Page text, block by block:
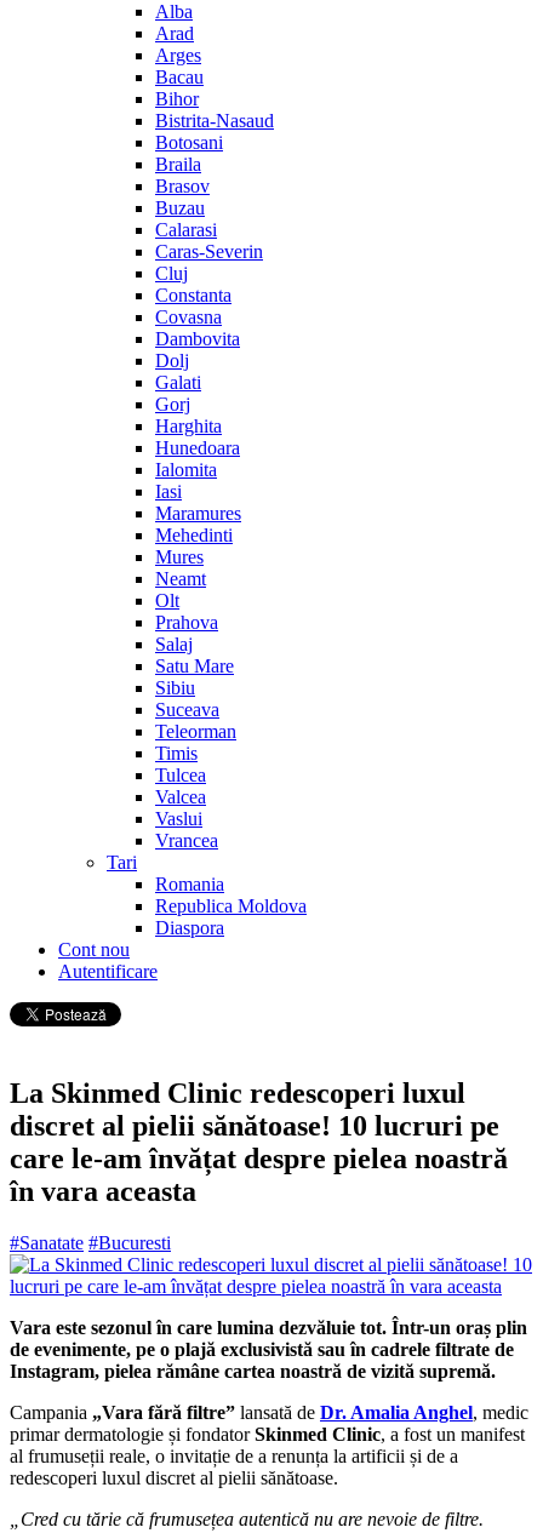
Alba
Arad
Arges
Bacau
Bihor
Bistrita-Nasaud
Botosani
Braila
Brasov
Buzau
Calarasi
Caras-Severin
Cluj
Constanta
Covasna
Dambovita
Dolj
Galati
Gorj
Harghita
Hunedoara
Ialomita
Iasi
Maramures
Mehedinti
Mures
Neamt
Olt
Prahova
Salaj
Satu Mare
Sibiu
Suceava
Teleorman
Timis
Tulcea
Valcea
Vaslui
Vrancea
Tari
Romania
Republica Moldova
Diaspora
Cont nou
Autentificare
La Skinmed Clinic redescoperi luxul
discret al pielii sănătoase! 10 lucruri pe
care le-am învățat despre pielea noastră
în vara aceasta
#Sanatate #Bucuresti
Vara este sezonul în care lumina dezvăluie tot. Într-un oraș plin
de evenimente, pe o plajă exclusivistă sau în cadrele filtrate de
Instagram, pielea rămâne cartea noastră de vizită supremă.
Campania „Vara fără filtre” lansată de Dr. Amalia Anghel, medic
primar dermatologie și fondatorSkinmed Clinic, a fost un manifest
al frumuseții reale, o invitație de a renunța la artificii și de a
redescoperi luxul discret al pielii sănătoase.
„Cred cu tărie că frumusețea autentică nu are nevoie de filtre.